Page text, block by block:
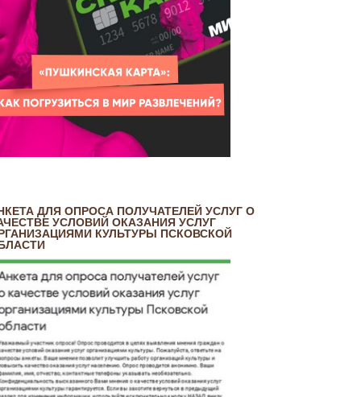
ДЛЯ ОПРОСА ПОЛУЧАТЕЛЕЙ УСЛУГ О
УСЛОВИЙ ОКАЗАНИЯ УСЛУГ
КУЛЬТУРЫ ПСКОВСКОЙ